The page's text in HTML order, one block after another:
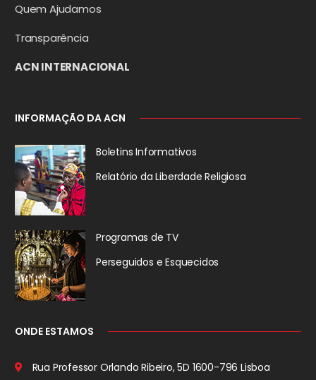
Quem Ajudamos
Transparência
ACN INTERNACIONAL
INFORMAÇÃO DA ACN
Boletins Informativos
Relatório da Liberdade Religiosa
Programas de TV
Perseguidos e Esquecidos
ONDE ESTAMOS
Rua Professor Orlando Ribeiro, 5D 1600-796 Lisboa